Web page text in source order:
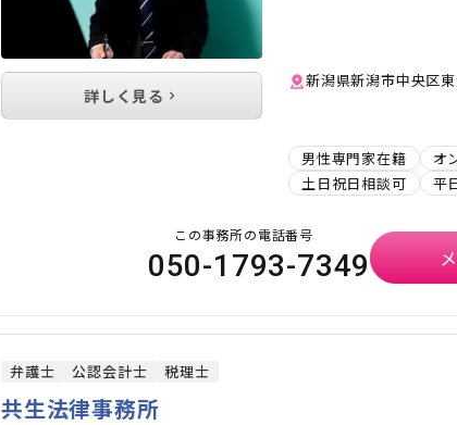
新潟県新潟市中央区
男性専門家在籍 オ
土日祝日相談可
平
詳しく見る
この事務所の電話番号
050-1793-7349
弁護士 公認会計士 税理士
共生法律事務所